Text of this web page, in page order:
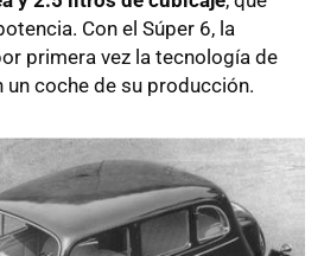
Con el Súper 6, la
primera vez la tecnología de
un coche de su producción.